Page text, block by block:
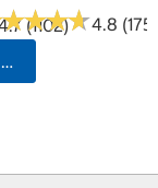
(1102)
★★★★
★★★★4.8 (175)
Seleccionar